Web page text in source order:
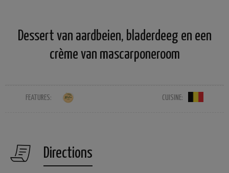
Dessert van aardbeien, bladerdeeg en een
crème van mascarponeroom
FEATURES: CUISINE:
Directions